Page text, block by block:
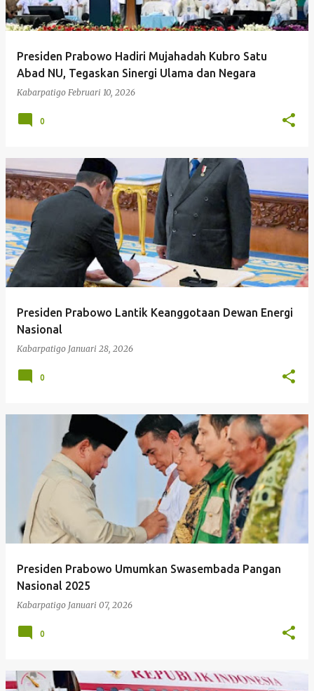
Presiden Prabowo Hadiri Mujahadah Kubro Satu
Abad NU, Tegaskan Sinergi Ulama dan Negara
Kabarpatigo Februari 10, 2026
0
Presiden Prabowo Lantik Keanggotaan Dewan Energi
Nasional
Kabarpatigo Januari 28, 2026
0
Presiden Prabowo Umumkan Swasembada Pangan
Nasional 2025
Kabarpatigo Januari 07, 2026
0